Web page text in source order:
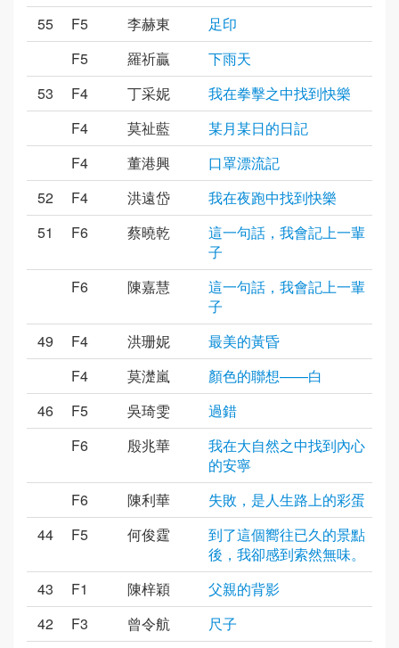
55
F5 李赫東
足印
F5
羅祈贏
下雨天
53
F4 丁采妮
我在拳擊之中找到快樂
F4
莫祉藍
某月某日的日記
F4
董港興
口罩漂流記
52
F4 洪遠岱
我在夜跑中找到快樂
51
F6 蔡曉乾
這一句話，我會記上一輩
子
F6
陳嘉慧
這一句話，我會記上一輩
子
49
F4 洪珊妮
最美的黃昏
F4
莫濋嵐
顏色的聯想——白
46
F5 吳琦雯
過錯
F6
殷兆華
我在大自然之中找到內心
的安寧
F6
陳利華
失敗，是人生路上的彩蛋
44
F5 何俊霆
到了這個嚮往已久的景點
後，我卻感到索然無味。
43
F1 陳梓穎
父親的背影
42
F3 曾令航
尺子